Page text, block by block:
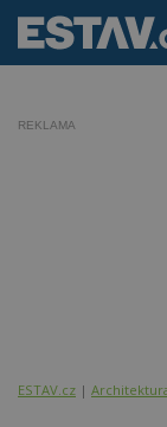
REKLAMA
ESTAV.cz